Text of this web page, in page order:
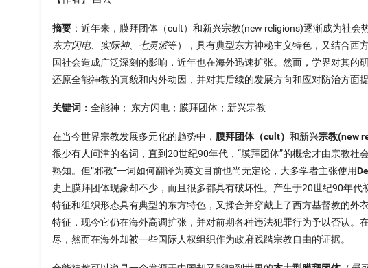
icon_lishi
4
fupinjiuzhu
摘要 ：近年来，膜拜团体（cult）和新兴宗教(new religions)逐渐成为社
东方闪电、实际神、七灵派等），具有典型东方神秘主义特色，又结合西
国社会造成广泛深刻的影响，近年也在海外迅速扩张。然而，学界对其
还原全能神教的真貌和内外动因，并对其后续的发展方向和应对防治方面
关键词： 全能神； 东方闪电；膜拜团体；新兴宗教
在当今世界宗教发展多元化的趋势中， 膜拜团体（cult） 和新兴宗教(new
很少有人问津的名词，直到20世纪90年代，“膜拜团体”的概念才由宗教社
熟知。但“邪教”一词如何翻译为英文目前也尚无定论，大多学者主张使用
史上膜拜团体现象却不少，而且很多都具有破坏性。产生于20世纪90年代
特征和组织形态具有典型的东方特色，又揉合并穿戴上了西方基督教的外
特征，现今它仍在海外高调扩张，并对前期各种违法犯罪行为予以否认
尽，然而在海外却被一些国际人权组织作为政府践踏宗教自由的证据。